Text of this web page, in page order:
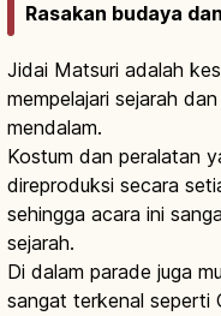
Rasakan budaya
Jidai Matsuri adalah
mempelajari sejarah
mendalam.
Kostum dan peralatan
direproduksi secara
sehingga acara ini
sejarah.
Di dalam parade juga
sangat terkenal seperti